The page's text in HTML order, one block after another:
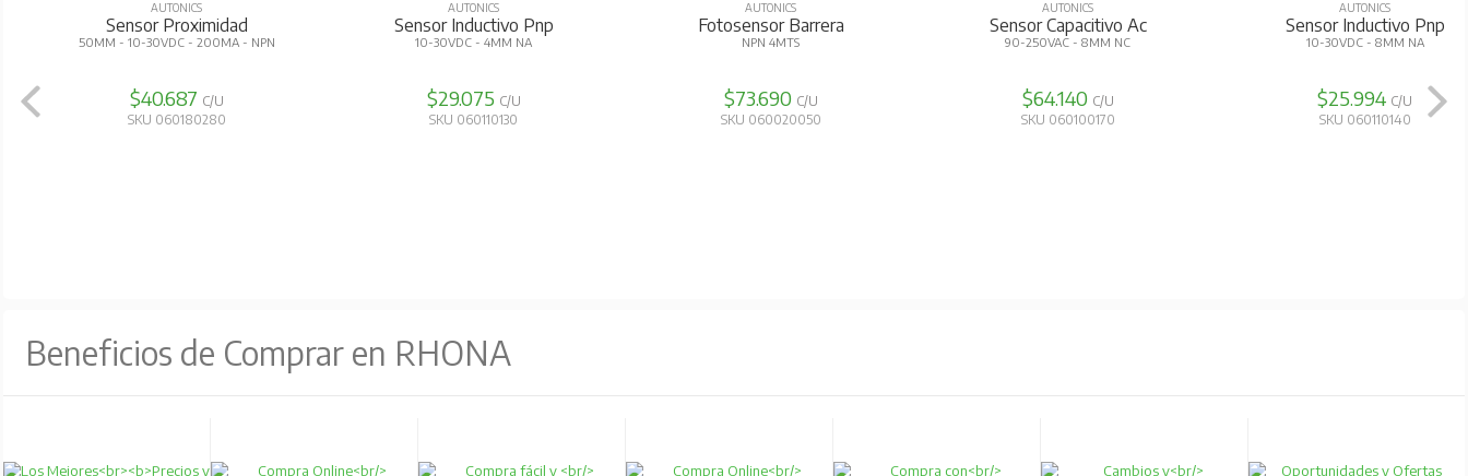
AUTONICS
Sensor Proximidad
50MM - 10-30VDC - 200MA - NPN
$40.687 C/U
SKU 060180280
AUTONICS
Sensor Inductivo Pnp
10-30VDC - 4MM NA
$29.075 C/U
SKU 060110130
AUTONICS
Fotosensor Barrera
NPN 4MTS
$73.690 C/U
SKU 060020050
AUTONICS
Sensor Capacitivo Ac
90-250VAC - 8MM NC
$64.140 C/U
SKU 060100170
AUTONICS
Sensor Inductivo Pnp
10-30VDC - 8MM NA
$25.994 C/U
SKU 060110140
Beneficios de Comprar en RHONA